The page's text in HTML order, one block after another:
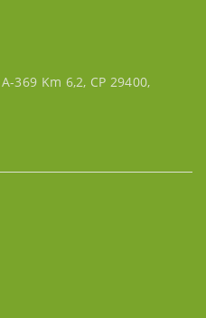
369 Km 6,2, CP 29400,